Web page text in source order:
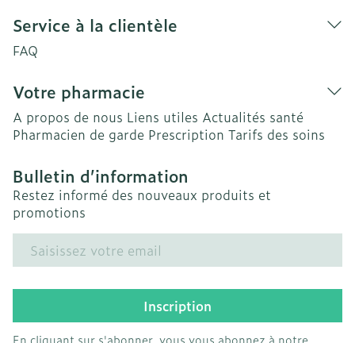
Service à la clientèle
FAQ
Votre pharmacie
A propos de nous Liens utiles Actualités santé
Pharmacien de garde Prescription Tarifs des soins
Bulletin d’information
Restez informé des nouveaux produits et
promotions
Adresse mail
Inscription
En cliquant sur s'abonner, vous vous abonnez à notre